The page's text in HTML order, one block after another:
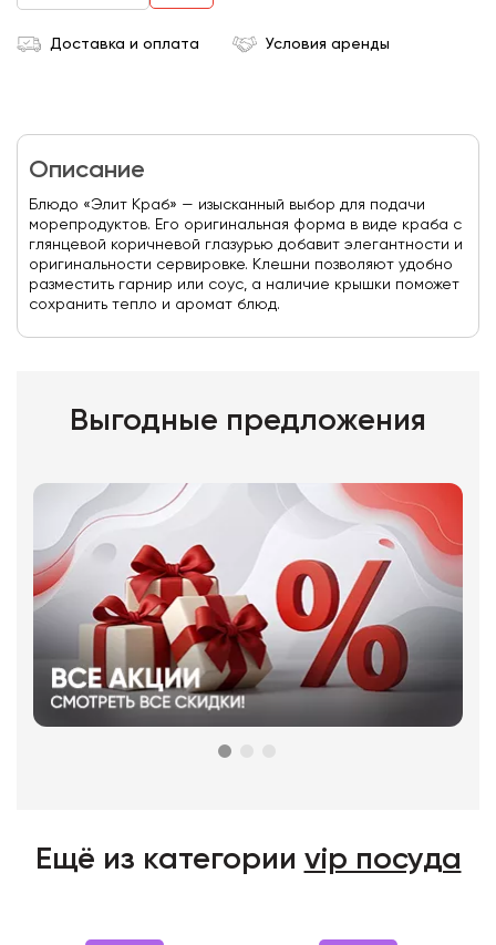
Доставка и оплата Условия аренды
Описание
Блюдо «Элит Краб» — изысканный выбор для подачи
морепродуктов. Его оригинальная форма в виде краба с
глянцевой коричневой глазурью добавит элегантности и
оригинальности сервировке. Клешни позволяют удобно
разместить гарнир или соус, а наличие крышки поможет
сохранить тепло и аромат блюд.
Выгодные предложения
Ещё из категории vip посуда